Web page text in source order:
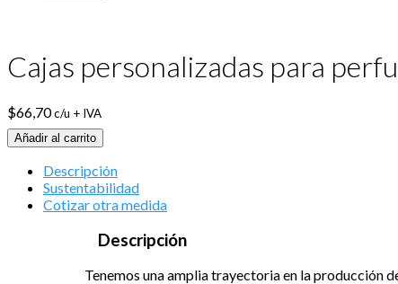
Cajas personalizadas para
$66,70c/u + IVA
Añadir al carrito
Descripción
Sustentabilidad
Cotizar otra medida
Descripción
Tenemos una amplia trayectoria en la producción